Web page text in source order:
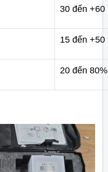
30 đến +60
15 đến +50
20 đến